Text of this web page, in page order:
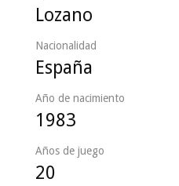
Lozano
Nacionalidad
España
Año de nacimiento
1983
Años de juego
20